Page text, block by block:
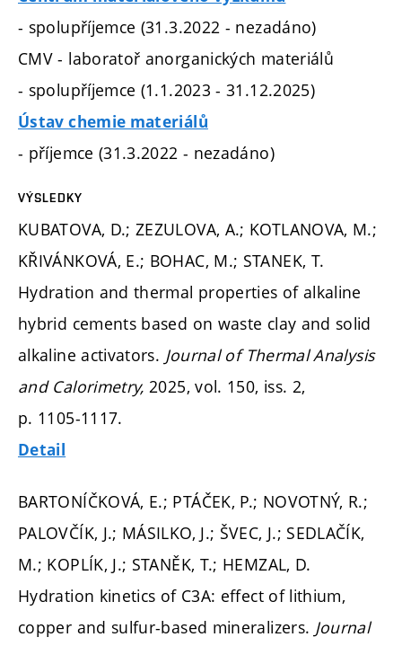
- spolupříjemce (31.3.2022 - nezadáno)
CMV - laboratoř anorganických materiálů
- spolupříjemce (1.1.2023 - 31.12.2025)
Ústav chemie materiálů
- příjemce (31.3.2022 - nezadáno)
VÝSLEDKY
KUBATOVA, D.; ZEZULOVA, A.; KOTLANOVA, M.;
KŘIVÁNKOVÁ, E.; BOHAC, M.; STANEK, T.
Hydration and thermal properties of alkaline
hybrid cements based on waste clay and solid
alkaline activators. Journal of Thermal Analysis
and Calorimetry,2025, vol. 150, iss. 2,
p. 1105-1117.
Detail
BARTONÍČKOVÁ, E.; PTÁČEK, P.; NOVOTNÝ, R.;
PALOVČÍK, J.; MÁSILKO, J.; ŠVEC, J.; SEDLAČÍK,
M.; KOPLÍK, J.; STANĚK, T.; HEMZAL, D.
Hydration kinetics of C3A: effect of lithium,
copper and sulfur-based mineralizers. Journal